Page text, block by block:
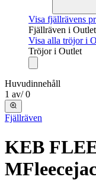
Visa fjällrävens
Fjällräven i Outlet
Visa alla tröjor i
Tröjor i Outlet
Huvudinnehåll
1 av/ 0
Fjällräven
KEB
M